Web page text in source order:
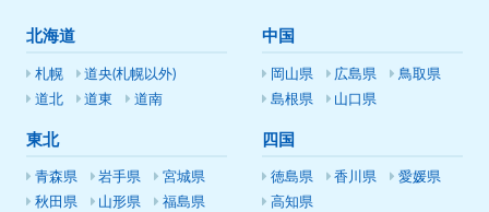
北海道
札幌
道央(札幌以外)
道北
道東 道南
東北
青森県 岩手県
宮城県
秋田県
山形県 福島県
中国
岡山県 広島県
鳥取県
島根県
山口県
四国
徳島県 香川県
愛媛県
高知県